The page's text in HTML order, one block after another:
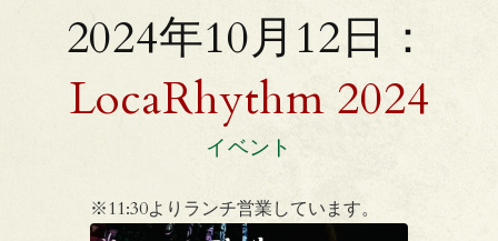
2024年10月12日：
LocaRhythm 2024
イベント
※11:30よりランチ営業しています。